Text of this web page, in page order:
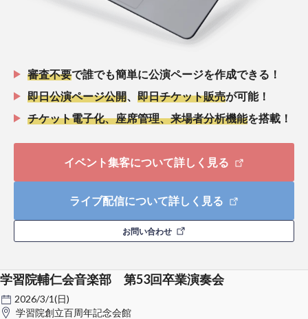
審査不要で誰でも簡単に公演ページを作成できる！
即日公演ページ公開
即日チケット販売が可能！
チケット電子化、座席管理、来場者分析機能を搭載！
イベント集客について詳しく見る
ライブ配信について詳しく見る
お問い合わせ
学習院輔仁会音楽部 第53回卒業演奏会
2026/3/1(日)
学習院創立百周年記念会館